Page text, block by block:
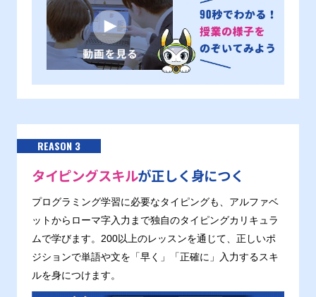
REASON 3
タイピングスキルが正しく身につく
プログラミング学習に必要なタイピングも、アルファベ
ットからローマ字入力まで独自のタイピングカリキュラ
ムで学びます。200以上のレッスンを通じて、正しいポ
ジションで単語や文を「早く」「正確に」入力するスキ
ルを身につけます。